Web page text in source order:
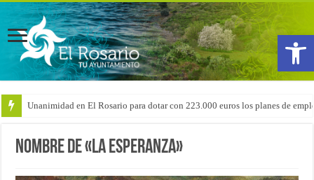
Abrir
Unanimidad en El Rosario para dotar con 223.000 euros los planes de
Nombre de «La Esperanza»